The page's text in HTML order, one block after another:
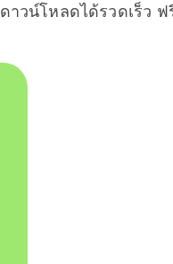
ดาวน์โหลดได้รวดเร็ว